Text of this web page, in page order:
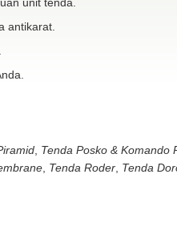
antikarat.
, Tenda Posko & Komando
, Tenda Roder, Tenda